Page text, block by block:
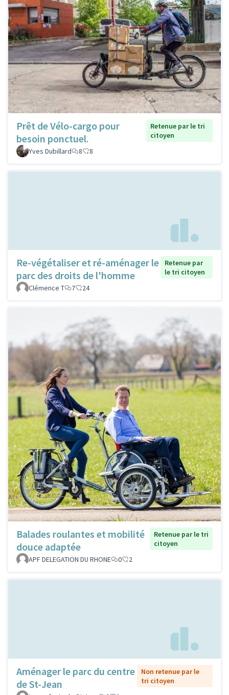
Prêt de Vélo-cargo pour
besoin ponctuel.
Retenue par le tri
citoyen
Yves Dubillard
8 8
Re-végétaliser et ré-aménager le
parc des droits de l'homme
Retenue par
le tri citoyen
Clémence T
7 24
Balades roulantes et mobilité
douce adaptée
Retenue par le tri
citoyen
APF DELEGATION DU RHONE
0 2
Aménager le parc du centre
de St-Jean
Non retenue par le
tri citoyen